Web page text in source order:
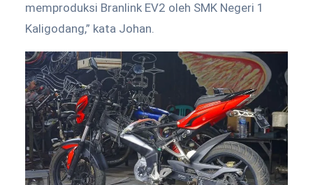
memproduksi Branlink EV2 oleh SMK Negeri 1
Kaligodang,” kata Johan.